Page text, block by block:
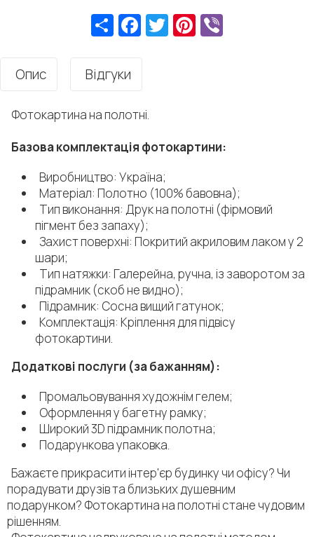
РесурсFacebook
TwitterPinterest
Опис Відгуки
Фотокартина на полотні.
Базова комплектація фотокартини:
Виробництво: Україна;
Матеріал: Полотно (100% бавовна);
Тип виконання: Друк на полотні (фірмовий
пігмент без запаху);
Захист поверхні: Покритий акриловим лаком у 2
шари;
Тип натяжки: Галерейна, ручна, із заворотом за
підрамник (скоб не видно);
Підрамник: Сосна вищий гатунок;
Комплектація: Кріплення для підвісу
фотокартини.
Додаткові послуги (за бажанням):
Промальовування художнім гелем;
Оформлення у багетну рамку;
Широкий 3D підрамник полотна;
Подарункова упаковка.
Бажаєте прикрасити інтер'єр будинку чи офісу? Чи
порадувати друзів та близьких душевним
подарунком? Фотокартина на полотні стане чудовим
рішенням.